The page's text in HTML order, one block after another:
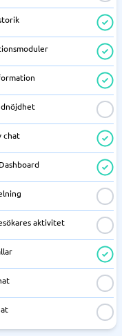
chat
aktivitet